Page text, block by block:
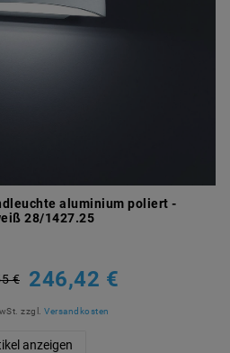
aluminium poliert -
28/1427.25
€ 246,42 €
zzgl. Versandkosten
anzeigen